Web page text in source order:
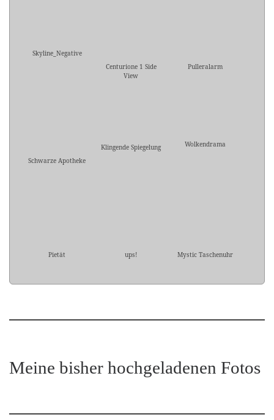
Skyline_Negative
Centurione 1 Side
View
Pulleralarm
Schwarze Apotheke
Klingende Spiegelung Wolkendrama
Pietät ups! Mystic Taschenuhr
Meine bisher hochgeladenen Fotos